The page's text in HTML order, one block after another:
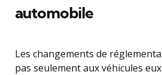
automobile
Les changements de
pas seulement aux véhicules